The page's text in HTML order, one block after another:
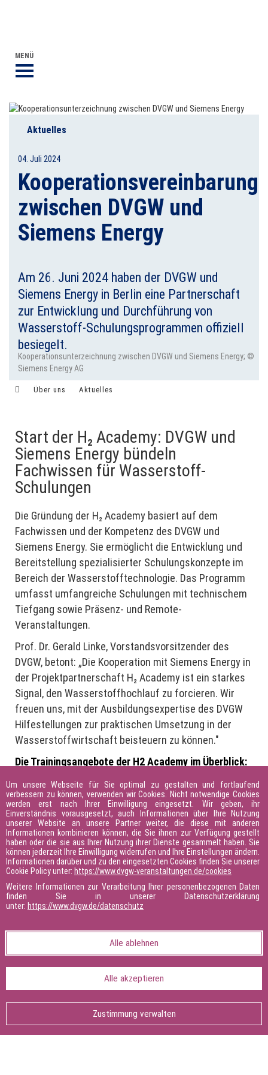
MENÜ
Aktuelles
04. Juli 2024
Kooperationsvereinbarung
zwischen DVGW und
Siemens Energy
Am 26. Juni 2024 haben der DVGW und
Siemens Energy in Berlin eine Partnerschaft
zur Entwicklung und Durchführung von
Wasserstoff-Schulungsprogrammen offiziell
besiegelt.
Kooperationsunterzeichnung zwischen DVGW und Siemens Energy; ©
Siemens Energy AG
Über uns Aktuelles
Start der H₂ Academy: DVGW und
Siemens Energy bündeln
Fachwissen für Wasserstoff-
Schulungen
Die Gründung der H₂ Academy basiert auf dem
Fachwissen und der Kompetenz des DVGW und
Siemens Energy. Sie ermöglicht die Entwicklung und
Bereitstellung spezialisierter Schulungskonzepte im
Bereich der Wasserstofftechnologie. Das Programm
umfasst umfangreiche Schulungen mit technischem
Tiefgang sowie Präsenz- und Remote-
Veranstaltungen.
Prof. Dr. Gerald Linke, Vorstandsvorsitzender des
DVGW, betont: „Die Kooperation mit Siemens Energy in
der Projektpartnerschaft H₂ Academy ist ein starkes
Signal, den Wasserstoffhochlauf zu forcieren. Wir
freuen uns, mit der Ausbildungsexpertise des DVGW
Hilfestellungen zur praktischen Umsetzung in der
Wasserstoffwirtschaft beisteuern zu können."
Die Trainingsangebote der H2 Academy im Überblick:
M1: Web-Based Training (WBT) - Einführung in
die Wasserstoffwirtschaft
M2: WBT - Prozesse und Technologien der
Wasserstoffwirtschaft
M3: Präsenzveranstaltung - H2-
Wertschöpfungskette von der Erzeugung bis zur
Endnutzung
­💁‍♀️Für weitere Informationen zu unseren
Wasserstoffveranstaltungen klicken Sie bitte
Seite teilen:
Um unsere Webseite für Sie optimal zu gestalten und fortlaufend
verbessern zu können, verwenden wir Cookies. Nicht notwendige Cookies
werden erst nach Ihrer Einwilligung eingesetzt. Wir geben, ihr
Einverständnis vorausgesetzt, auch Informationen über Ihre Nutzung
unserer Website an unsere Partner weiter, die diese mit anderen
Informationen kombinieren können, die Sie ihnen zur Verfügung gestellt
haben oder die sie aus Ihrer Nutzung ihrer Dienste gesammelt haben. Sie
können jederzeit Ihre Einwilligung widerrufen und Ihre Einstellungen ändern.
Informationen darüber und zu den eingesetzten Cookies finden Sie unserer
Cookie Policy unter: https://www.dvgw-veranstaltungen.de/cookies
Weitere Informationen zur Verarbeitung Ihrer personenbezogenen Daten
finden Sie in unserer Datenschutzerklärung
unter: https://www.dvgw.de/datenschutz
Alle ablehnen
Alle akzeptieren
Zustimmung verwalten